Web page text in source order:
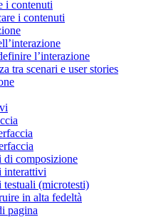
i contenuti
i contenuti
l’interazione
tra scenari e user stories
di composizione
interattivi
testuali (microtesti)
in alta fedeltà
pagina